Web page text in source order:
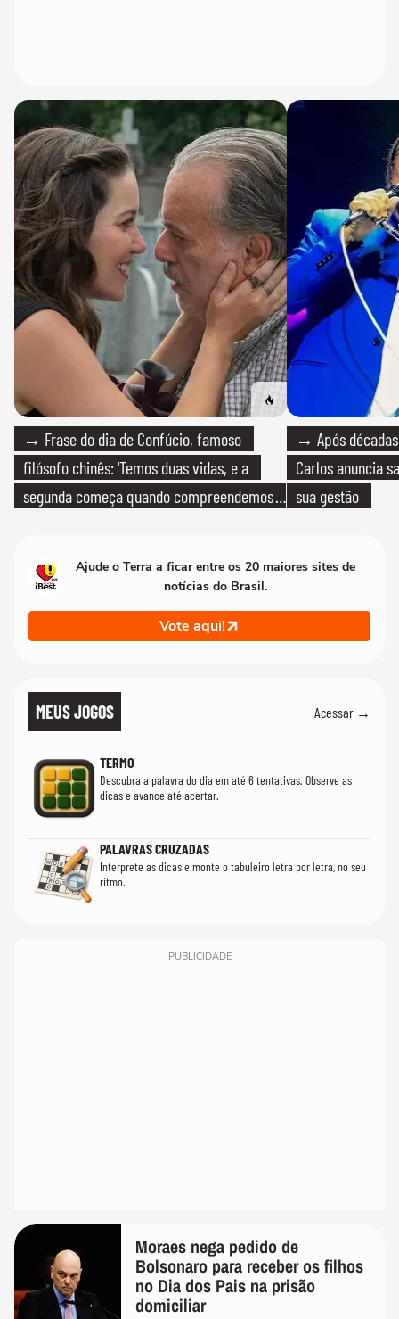
→ Frase do dia de Confúcio, famoso
filósofo chinês: 'Temos duas vidas, e a
segunda começa quando compreendemos
→ Após
Carlos anuncia
sua gestão
Ajude o Terra a ficar entre os 20 maiores sites de
notícias do Brasil.
Vote aqui!
MEUS JOGOS Acessar →
TERMO
Descubra a palavra do dia em até 6 tentativas. Observe as
dicas e avance até acertar.
PALAVRAS CRUZADAS
Interprete as dicas e monte o tabuleiro letra por letra, no seu
ritmo.
PUBLICIDADE
Moraes nega pedido de
Bolsonaro para receber os filhos
no Dia dos Pais na prisão
domiciliar